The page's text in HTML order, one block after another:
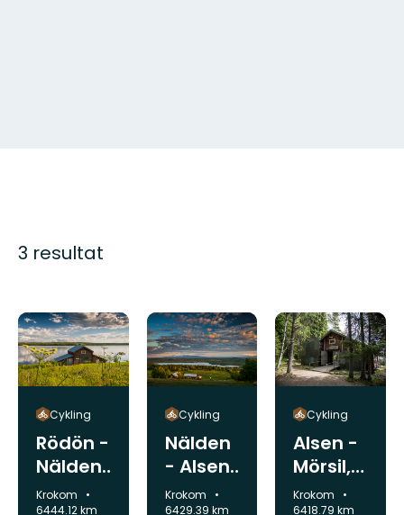
3 resultat
Cykling
Rödön -
Nälden,
cykling
Kommun:
Krokom
6444.12 km
Cykling
Nälden
- Alsen,
cykling
Kommun:
Krokom
6429.39 km
Cykling
Alsen -
Mörsil,
cykling
Kommun:
Krokom
6418.79 km